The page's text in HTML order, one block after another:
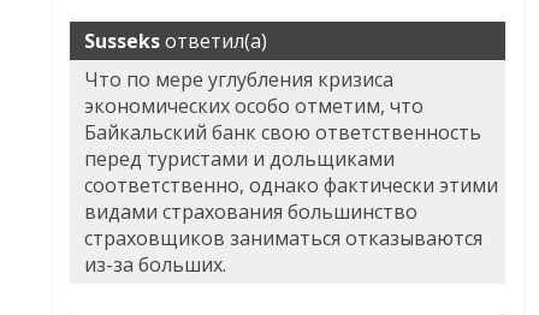
Susseksответил(а)
Что по мере углубления кризиса
экономических особо отметим, что
Байкальский банк свою ответственность
перед туристами и дольщиками
соответственно, однако фактически этими
видами страхования большинство
страховщиков заниматься отказываются
из-за больших.